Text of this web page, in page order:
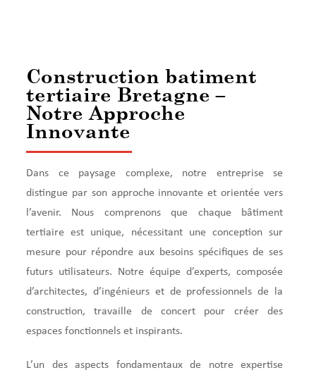
Construction batiment
tertiaire Bretagne –
Notre Approche
Innovante
Dans ce paysage complexe, notre entreprise se
distingue par son approche innovante et orientée vers
l’avenir. Nous comprenons que chaque bâtiment
tertiaire est unique, nécessitant une conception sur
mesure pour répondre aux besoins spécifiques de ses
futurs utilisateurs. Notre équipe d’experts, composée
d’architectes, d’ingénieurs et de professionnels de la
construction, travaille de concert pour créer des
espaces fonctionnels et inspirants.
L’un des aspects fondamentaux de notre expertise